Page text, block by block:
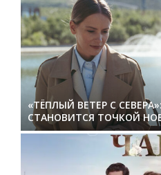
«ТЁПЛЫЙ ВЕТЕР С
СТАНОВИТСЯ ТОЧКОЙ